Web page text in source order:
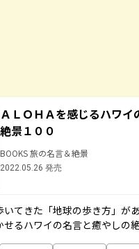
ＡＬＯＨＡを感じるハワイ
絶景１００
BOOKS 旅の名言＆絶景
2022.05.26 発売
てきた「地球の歩き方」が
せるハワイの名言と癒やしの